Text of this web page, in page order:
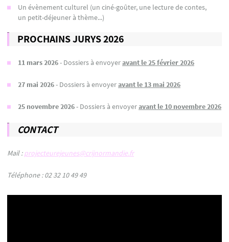
Un évènement culturel (un ciné-goûter, une lecture de contes,
un petit-déjeuner à thème...)
PROCHAINS JURYS 2026
11 mars 2026- Dossiers à envoyeravant le 25 février 2026
27 mai 2026- Dossiers à envoyeravant le 13 mai 2026
25 novembre 2026- Dossiers à envoyeravant le 10 novembre 2026
CONTACT
Mail :projecteurejeunes@crijnormandie.fr
Téléphone : 02 32 10 49 49